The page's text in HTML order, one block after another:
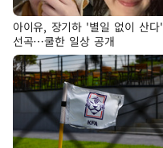
아이유, 장기하 '별일 없이 산다'
선곡…쿨한 일상 공개